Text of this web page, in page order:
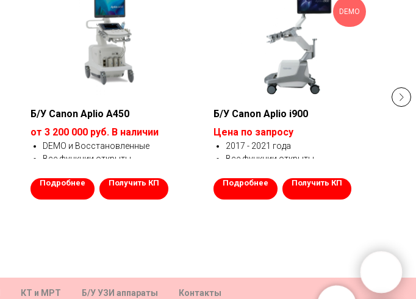
Б/У Canon Aplio A450
от 3 200 000 руб. В наличии
DEMO и Восстановленные
Все функции открыты
Подробнее Получить КП
DEMO
Б/У Canon Aplio i900
Цена по запросу
2017 - 2021 года
Все функции открыты
Премиум класса
Гарантия 1 год.
Подробнее Получить КП
КТ и МРТ Б/У УЗИ аппараты Контакты